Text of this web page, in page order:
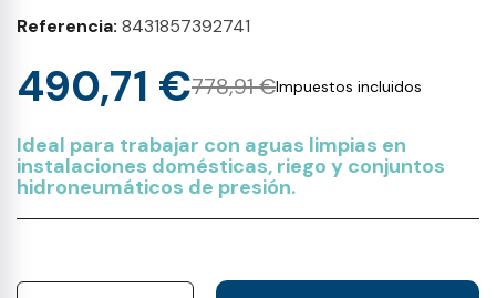
Referencia 8431857392741
778,91 €
490,71 € Impuestos incluidos
Ideal para trabajar con aguas limpias en
instalaciones domésticas, riego y conjuntos
hidroneumáticos de presión.